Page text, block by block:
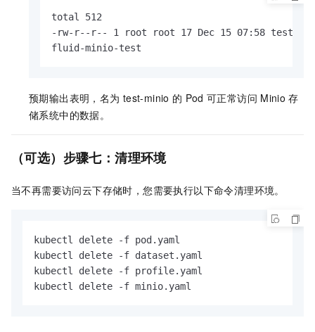
total 512
-rw-r--r-- 1 root root 17 Dec 15 07:58 testfile
fluid-minio-test
预期输出表明，名为 test-minio 的 Pod 可正常访问 Minio 存
储系统中的数据。
（可选）步骤七：清理环境
当不再需要访问云下存储时，您需要执行以下命令清理环境。
kubectl delete -f pod.yaml
kubectl delete -f dataset.yaml
kubectl delete -f profile.yaml
kubectl delete -f minio.yaml